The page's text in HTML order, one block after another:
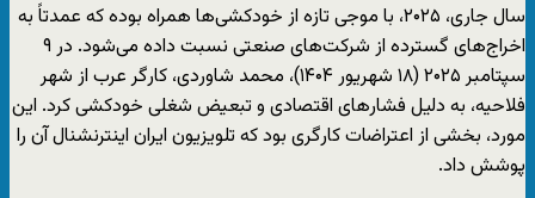
سال جاری، ۲۰۲۵، با موجی تازه از خودکشی‌ها همراه بوده که عمدتاً به
اخراج‌های گسترده از شرکت‌های صنعتی نسبت داده می‌شود. در ۹
سپتامبر ۲۰۲۵ (۱۸ شهریور ۱۴۰۴)، محمد شاوردی، کارگر عرب از شهر
فلاحیه، به دلیل فشارهای اقتصادی و تبعیض شغلی خودکشی کرد. این
مورد، بخشی از اعتراضات کارگری بود که تلويزيون ایران اینترنشنال آن را
پوشش داد.